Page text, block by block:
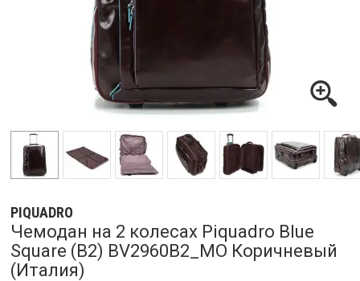
PIQUADRO
Чемодан на 2 колесах Piquadro Blue
Square (B2) BV2960B2_MO Коричневый
(Италия)